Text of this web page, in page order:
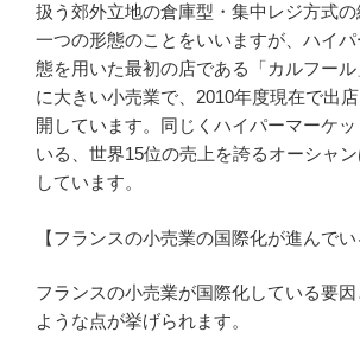
扱う郊外立地の倉庫型・集中レジ方式
一つの形態のことをいいますが、ハイ
態を用いた最初の店である「カルフール
に大きい小売業で、2010年度現在で出
開しています。同じくハイパーマーケ
いる、世界15位の売上を誇るオーシャ
しています。
【フランスの小売業の国際化が進んでい
フランスの小売業が国際化している要
ような点が挙げられます。